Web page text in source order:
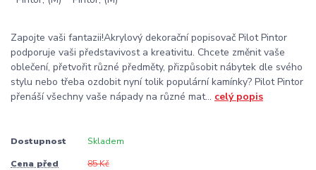
Zapojte vaši fantazii!Akrylový dekorační popisovač Pilot Pintor
podporuje vaši představivost a kreativitu. Chcete změnit vaše
oblečení, přetvořit různé předměty, přizpůsobit nábytek dle svého
stylu nebo třeba ozdobit nyní tolik populární kamínky? Pilot Pintor
přenáší všechny vaše nápady na různé mat... celý popis
Dostupnost Skladem
Cena před
85 Kč